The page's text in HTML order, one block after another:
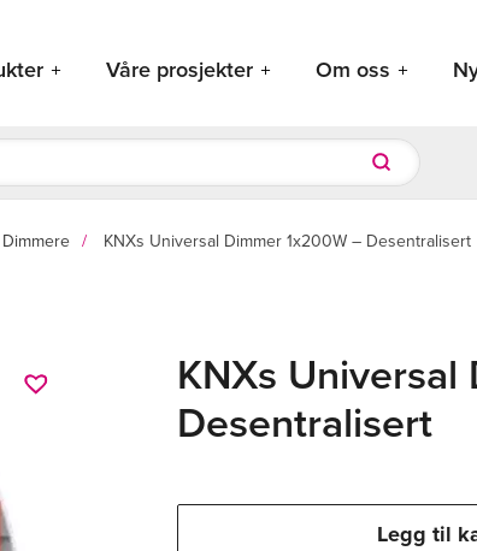
Våre prosjekter Om oss
Dimmere KNXs Universal Dimmer 1x200W – Desentralisert
KNXs
Desentralisert
Legg til